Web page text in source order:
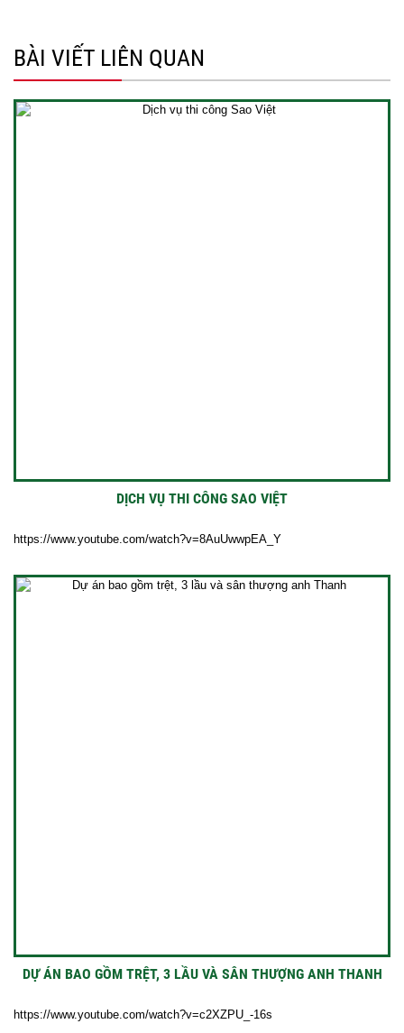
BÀI VIẾT LIÊN QUAN
DỊCH VỤ THI CÔNG SAO VIỆT
https://www.youtube.com/watch?v=8AuUwwpEA_Y
DỰ ÁN BAO GỒM TRỆT, 3 LẦU VÀ SÂN THƯỢNG ANH THANH
https://www.youtube.com/watch?v=c2XZPU_-16s